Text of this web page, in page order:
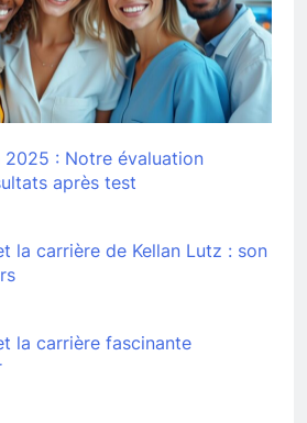
2025 : Notre évaluation
après test
la carrière de Kellan Lutz : son
la carrière fascinante